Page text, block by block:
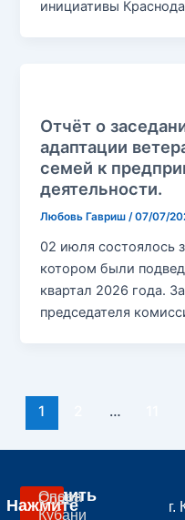
инициативы
Отчёт о
адаптации
семей к
деятельности.
Любовь Гавриш/07/07/
02 июля состоялось
котором были
квартал 2026 года.
председателя
1 …
Опора
Кубани
Совет
Вступить
В
Нажмите г.